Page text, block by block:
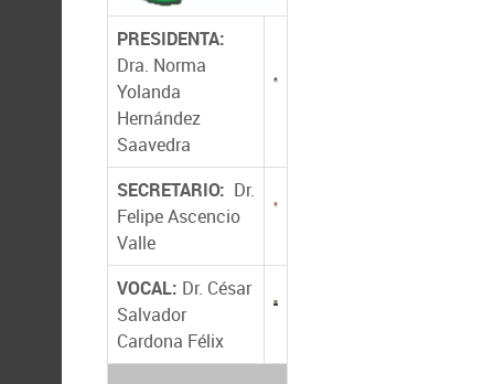
PRESIDENTA:
Dra. Norma
Yolanda
Hernández
Saavedra
SECRETARIO: Dr.
Felipe Ascencio
Valle
VOCAL: Dr. César
Salvador
Cardona Félix